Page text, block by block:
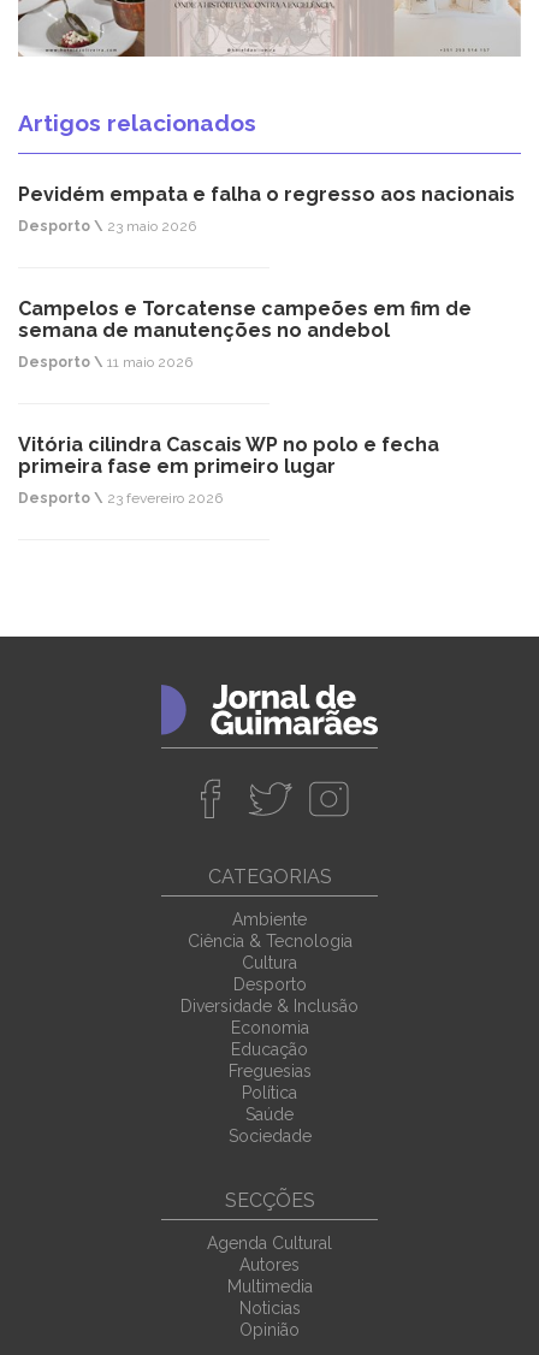
Artigos relacionados
Pevidém empata e falha o regresso aos nacionais
Desporto \ 23 maio 2026
Campelos e Torcatense campeões em fim de
semana de manutenções no andebol
Desporto \ 11 maio 2026
Vitória cilindra Cascais WP no polo e fecha
primeira fase em primeiro lugar
Desporto \ 23 fevereiro 2026
CATEGORIAS
Ambiente
Ciência & Tecnologia
Cultura
Desporto
Diversidade & Inclusão
Economia
Educação
Freguesias
Política
Saúde
Sociedade
SECÇÕES
Agenda Cultural
Autores
Multimedia
Noticias
Opinião